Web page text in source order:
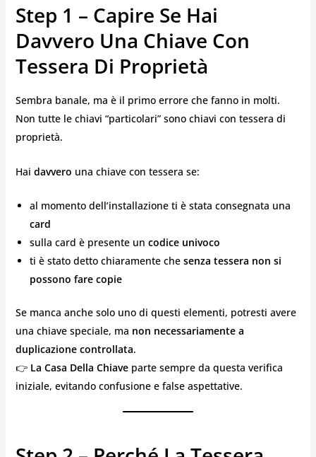
Step 1 – Capire Se Hai
Davvero Una Chiave Con
Tessera Di Proprietà
Sembra banale, ma è il primo errore che fanno in molti.
Non tutte le chiavi “particolari” sono chiavi con tessera di
proprietà.
Hai davvero una chiave con tessera se:
al momento dell’installazione ti è stata consegnata una
card
sulla card è presente un codice univoco
ti è stato detto chiaramente che senza tessera non si
possono fare copie
Se manca anche solo uno di questi elementi, potresti avere
una chiave speciale, ma non necessariamente a
duplicazione controllata.
👉 La Casa Della Chiaveparte sempre da questa verifica
iniziale, evitando confusione e false aspettative.